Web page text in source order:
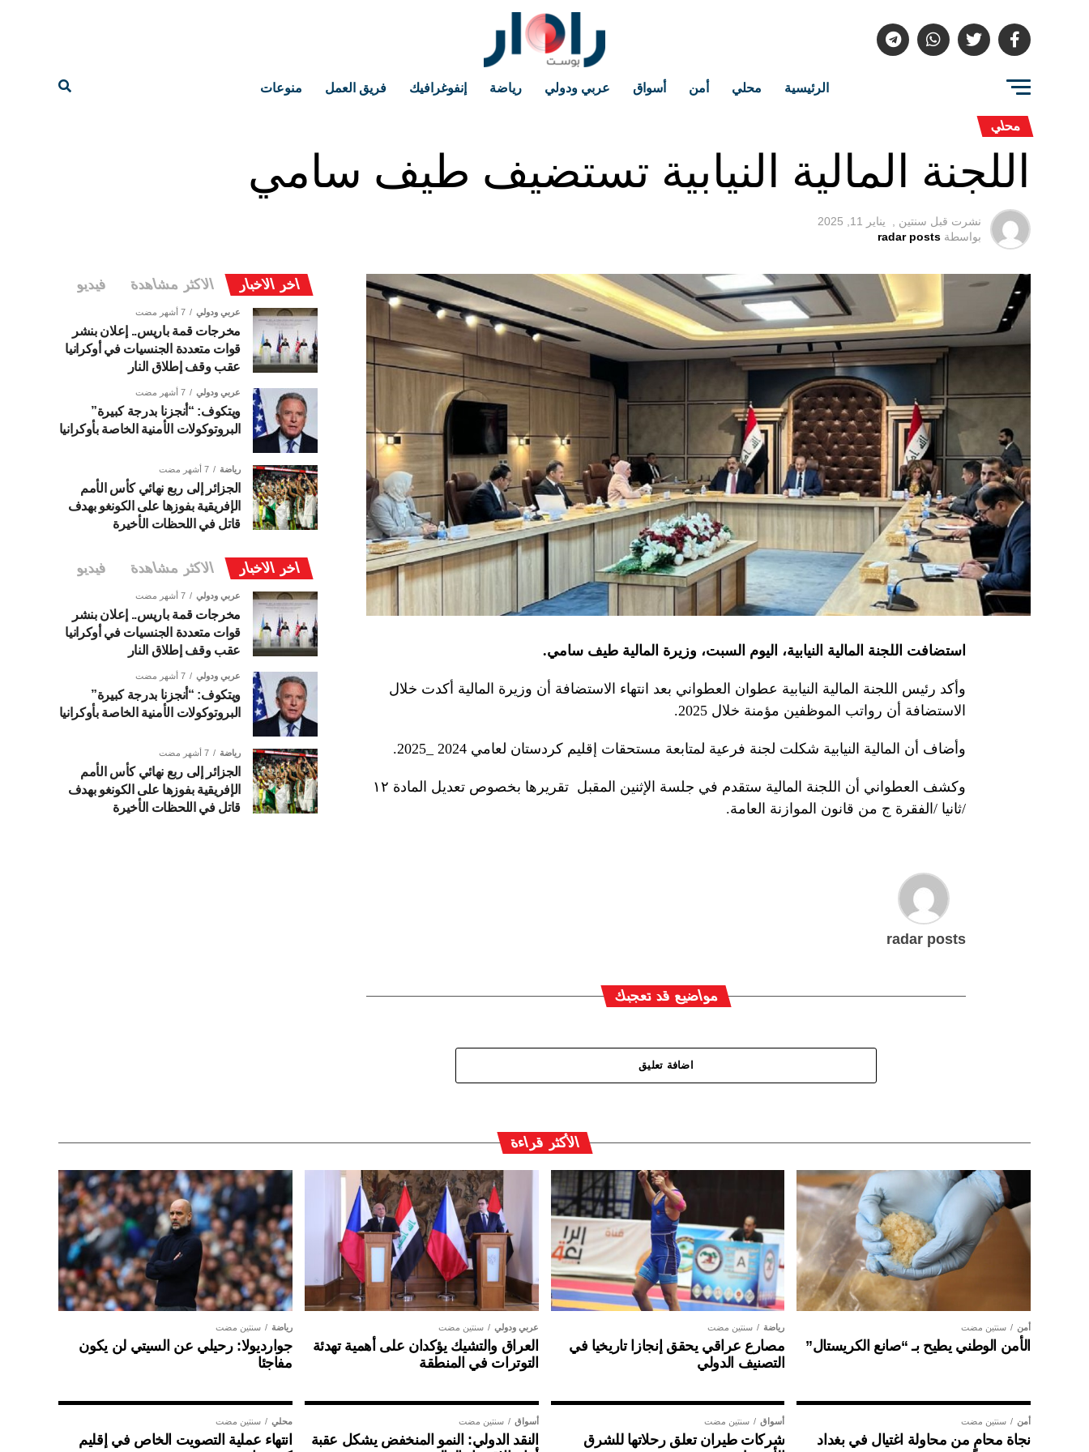
الرئيسية محلي أمن أسواق عربي ودولي رياضة إنفوغرافيك فريق العمل منوعات
محلي
اللجنة المالية النيابية تستضيف طيف سامي
نشرت قبل سنتين ,
يناير 11, 2025
بواسطة radar posts
استضافت اللجنة المالية النيابية، اليوم السبت، وزيرة المالية طيف سامي.
وأكد رئيس اللجنة المالية النيابية عطوان العطواني بعد انتهاء الاستضافة أن وزيرة المالية أكدت خلال
الاستضافة أن رواتب الموظفين مؤمنة خلال 2025.
وأضاف أن المالية النيابية شكلت لجنة فرعية لمتابعة مستحقات إقليم كردستان لعامي 2024 _2025.
وكشف العطواني أن اللجنة المالية ستقدم في جلسة الإثنين المقبل تقريرها بخصوص تعديل المادة ١٢
/ثانيا /الفقرة ج من قانون الموازنة العامة.
radar posts
مواضيع قد تعجبك
اضافة تعليق
اخر الاخبار الاكثر مشاهدة فيديو
عربي ودولي 7 أشهر مضت
مخرجات قمة باريس.. إعلان بنشر
قوات متعددة الجنسيات في أوكرانيا
عقب وقف إطلاق النار
عربي ودولي 7 أشهر مضت
ويتكوف: “أنجزنا بدرجة كبيرة”
البروتوكولات الأمنية الخاصة بأوكرانيا
رياضة 7 أشهر مضت
الجزائر إلى ربع نهائي كأس الأمم
الإفريقية بفوزها على الكونغو بهدف
قاتل في اللحظات الأخيرة
اخر الاخبار الاكثر مشاهدة فيديو
عربي ودولي 7 أشهر مضت
مخرجات قمة باريس.. إعلان بنشر
قوات متعددة الجنسيات في أوكرانيا
عقب وقف إطلاق النار
عربي ودولي 7 أشهر مضت
ويتكوف: “أنجزنا بدرجة كبيرة”
البروتوكولات الأمنية الخاصة بأوكرانيا
رياضة 7 أشهر مضت
الجزائر إلى ربع نهائي كأس الأمم
الإفريقية بفوزها على الكونغو بهدف
قاتل في اللحظات الأخيرة
الأكثر قراءة
أمن سنتين مضت
الأمن الوطني يطيح بـ “صانع الكريستال”
رياضة سنتين مضت
مصارع عراقي يحقق إنجازا تاريخيا في
التصنيف الدولي
عربي ودولي سنتين مضت
العراق والتشيك يؤكدان على أهمية تهدئة
التوترات في المنطقة
رياضة سنتين مضت
جوارديولا: رحيلي عن السيتي لن يكون
مفاجئا
أمن سنتين مضت
نجاة محامٍ من محاولة اغتيال في بغداد
أسواق سنتين مضت
شركات طيران تعلق رحلاتها للشرق
أسواق سنتين مضت
النقد الدولي: النمو المنخفض يشكل عقبة
محلي سنتين مضت
انتهاء عملية التصويت الخاص في إقليم